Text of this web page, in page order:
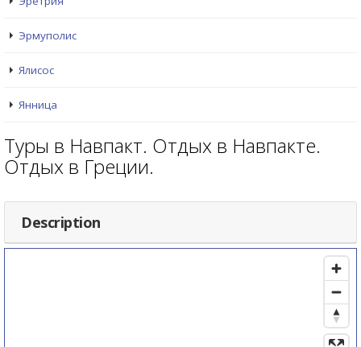
Эрмуполис
Ялисос
Янница
Туры в Навпакт. Отдых в Навпакте.
Отдых в Греции.
Description